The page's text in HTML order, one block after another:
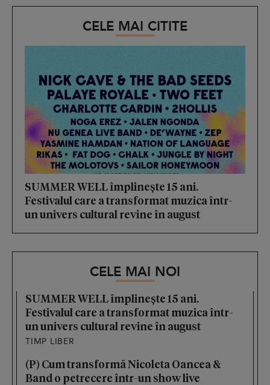
CELE MAI CITITE
SUMMER WELL împlinește 15 ani.
Festivalul care a transformat muzica într-
un univers cultural revine în august
CELE MAI NOI
SUMMER WELL împlinește 15 ani.
Festivalul care a transformat muzica într-
un univers cultural revine în august
TIMP LIBER
(P) Cum transformă Nicoleta Oancea &
Band o petrecere într-un show live